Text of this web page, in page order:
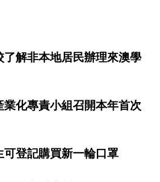
解非本地居民辦理來澳學
化專責小組召開本年首次
登記購買新一輪口罩